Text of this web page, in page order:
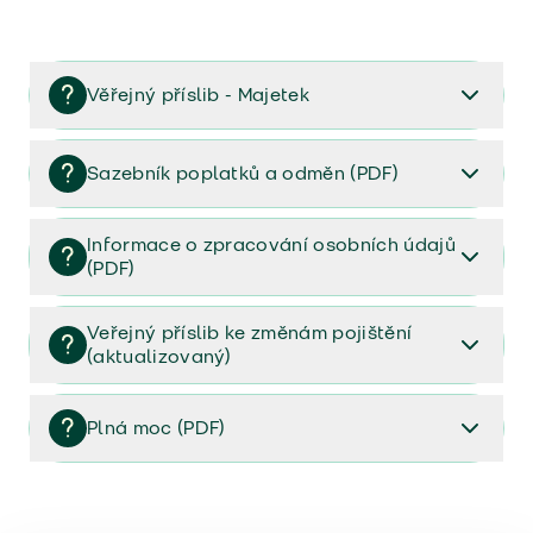
Věřejný příslib - Majetek
Věřejný příslib majetek 2023
Sazebník poplatků a odměn (PDF)
Sazebník poplatků a odměn (PDF)
Informace o zpracování osobních údajů
(PDF)
Informace o zpracování osobních údajů (PDF)
Veřejný příslib ke změnám pojištění
(aktualizovaný)
Veřejný příslib ke změnám pojištění (aktualizovaný)
Plná moc (PDF)